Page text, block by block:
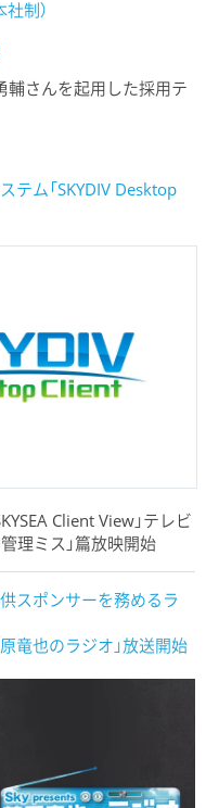
制）
輔さんを起用した採用テ
テム「SKYDIV Desktop
Client View」テレビ
理ミス」篇放映開始
スポンサーを務めるラ
竜也のラジオ」放送開始